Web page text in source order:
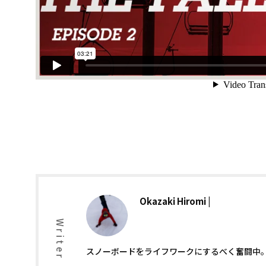
Writer
Okazaki Hiromi
スノーボードをライフワークにするべく奮闘中